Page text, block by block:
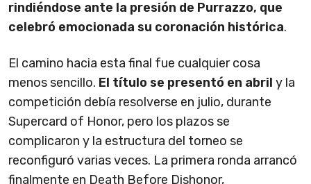
rindiéndose ante la presión de Purrazzo, que
celebró emocionada su coronación histórica.
El camino hacia esta final fue cualquier cosa
menos sencillo. El título se presentó en abril y la
competición debía resolverse en julio, durante
Supercard of Honor, pero los plazos se
complicaron y la estructura del torneo se
reconfiguró varias veces. La primera ronda arrancó
finalmente en Death Before Dishonor,